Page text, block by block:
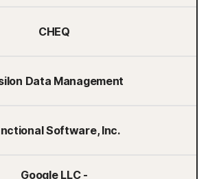
CHEQ
Data Management
Software, Inc.
Google LLC -